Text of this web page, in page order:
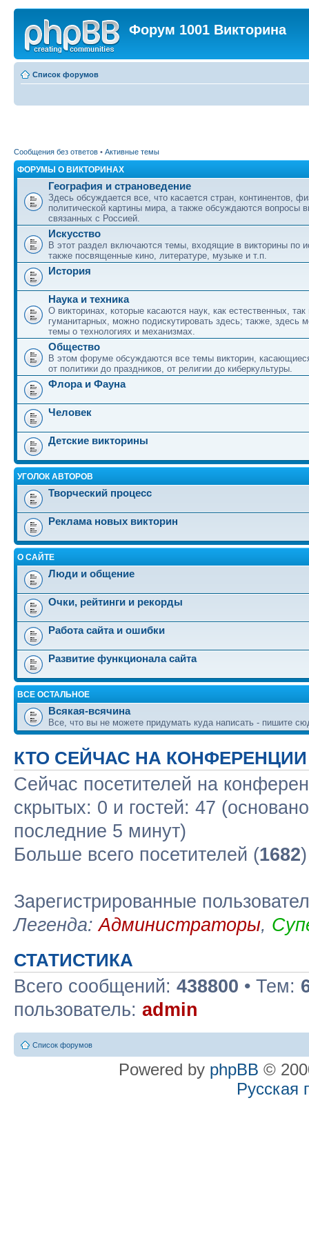
Форум 1001 Викторина
Список форумов
Сообщения без ответов • Активные темы
ФОРУМЫ О ВИКТОРИНАХ
География и страноведение
Здесь обсуждается все, что касается стран, континентов,
политической картины мира, а также обсуждаются вопросы
связанных с Россией.
Искусство
В этот раздел включаются темы, входящие в викторины по
также посвященные кино, литературе, музыке и т.п.
История
Наука и техника
О викторинах, которые касаются наук, как естественных, так
гуманитарных, можно подискутировать здесь; также, здесь
темы о технологиях и механизмах.
Общество
В этом форуме обсуждаются все темы викторин,
от политики до праздников, от религии до киберкультуры.
Флора и Фауна
Человек
Детские викторины
УГОЛОК АВТОРОВ
Творческий процесс
Реклама новых викторин
О САЙТЕ
Люди и общение
Очки, рейтинги и рекорды
Работа сайта и ошибки
Развитие функционала сайта
ВСЕ ОСТАЛЬНОЕ
Всякая-всячина
Все, что вы не можете придумать куда написать - пишите
КТО СЕЙЧАС НА КОНФЕРЕНЦИИ
Сейчас посетителей на
скрытых: 0 и гостей: 47
последние 5 минут)
Больше всего посетителей (1682
Зарегистрированные
Легенда:Администраторы,
СТАТИСТИКА
Всего сообщений: 438800 • Тем:
пользователь: admin
Список форумов
Powered by phpBB ©
Русская